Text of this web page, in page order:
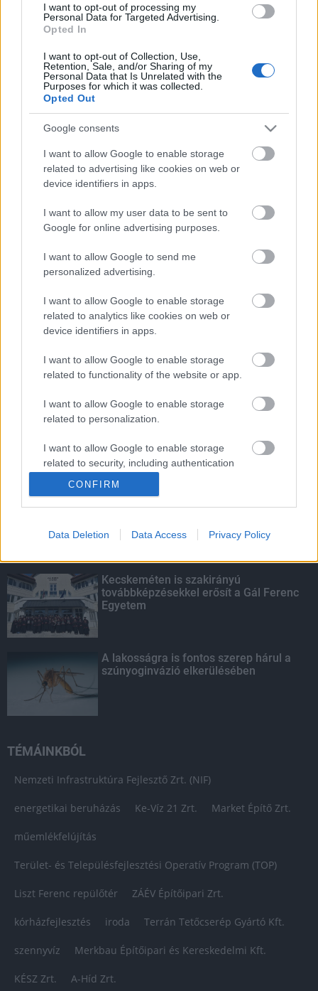
I want to opt-out of processing my
Personal Data for Targeted Advertising.
Opted In
I want to opt-out of Collection, Use,
Retention, Sale, and/or Sharing of my
Personal Data that Is Unrelated with the
Purposes for which it was collected.
Opted Out
Google consents
I want to allow Google to enable storage
related to advertising like cookies on web or
device identifiers in apps.
I want to allow my user data to be sent to
Google for online advertising purposes.
I want to allow Google to send me
personalized advertising.
I want to allow Google to enable storage
related to analytics like cookies on web or
device identifiers in apps.
I want to allow Google to enable storage
related to functionality of the website or app.
I want to allow Google to enable storage
related to personalization.
I want to allow Google to enable storage
related to security, including authentication
CONFIRM
Data Deletion Data Access Privacy Policy
HIRDETÉS
Paks II.: Mit jelent az 5. blokk új
mérföldköve a felülvizsgálat
árnyékában?
Fontos a postaládákba költöző
széncinegék védelme
Amire többmillióan vártunk: szombattól
másodfokúra csökken a riasztás
KIEMELT
Megérkezett az eső a Duna
Kecskeméten is szakirányú
továbbképzésekkel erősít a Gál Ferenc
Egyetem
A lakosságra is fontos szerep hárul a
szúnyoginvázió elkerülésében
TÉMÁINKBÓL
Nemzeti Infrastruktúra Fejlesztő Zrt. (NIF)
energetikai beruházás Ke-Víz 21 Zrt. Market Építő Zrt.
műemlékfelújítás
Terület- és Településfejlesztési Operatív Program (TOP)
Liszt Ferenc repülőtér ZÁÉV Építőipari Zrt.
kórházfejlesztés iroda Terrán Tetőcserép Gyártó Kft.
szennyvíz Merkbau Építőipari és Kereskedelmi Kft.
KÉSZ Zrt. A-Híd Zrt.